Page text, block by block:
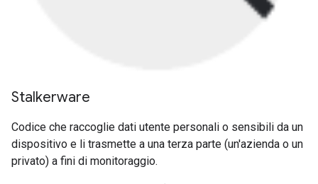
Stalkerware
Codice che raccoglie dati utente personali o sensibili da un
dispositivo e li trasmette a una terza parte (un'azienda o un
privato) a fini di monitoraggio.